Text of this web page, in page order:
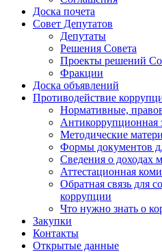
Доска почета
Совет Депутатов
Депутаты
Решения Совета
Проекты решений
Фракции
Доска объявлений
Противодействие
Нормативные,
Антикоррупционная
Методические
Формы документов
Сведения о доходах
Аттестационная
Обратная связь для
коррупции
Что нужно знать о
Закупки
Контакты
Открытые данные